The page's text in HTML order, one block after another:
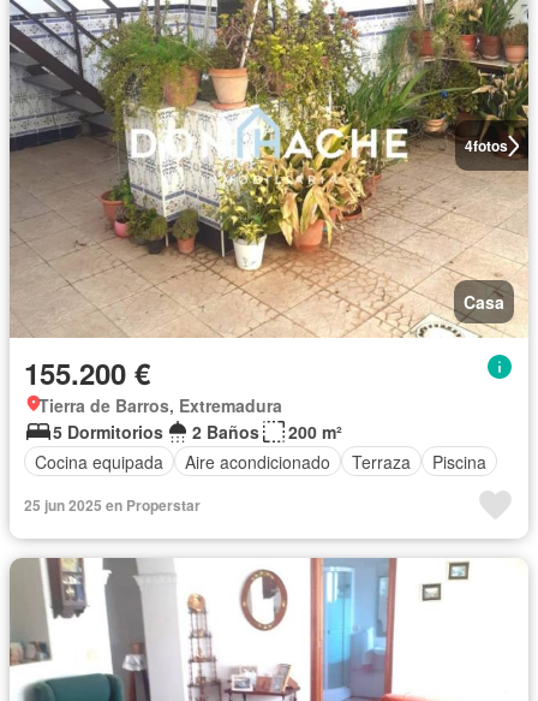
4fotos
Casa
155.200 €
Tierra de Barros, Extremadura
5 Dormitorios
2 Baños
200 m²
Cocina equipada
Aire acondicionado Terraza Piscina
25 jun 2025 en Properstar